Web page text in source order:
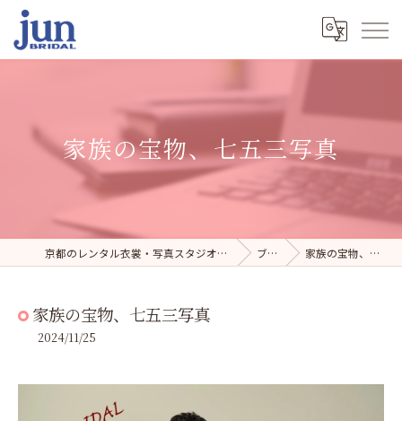
家族の宝物、七五三写真
京都のレンタル衣裳・写真スタジオならジュンブライダル ブログ 家族の宝物、七五三写真
家族の宝物、七五三写真
2024/11/25